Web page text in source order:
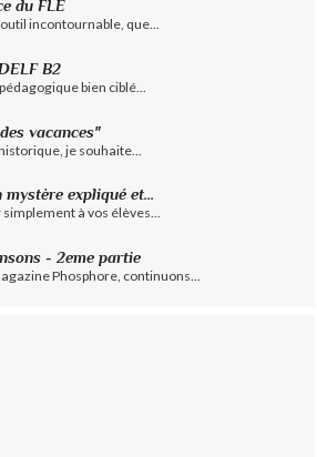
du FLE
incontournable, que...
B2
bien ciblé...
vacances"
je souhaite...
expliqué et...
à vos élèves...
- 2eme partie
Phosphore, continuons...